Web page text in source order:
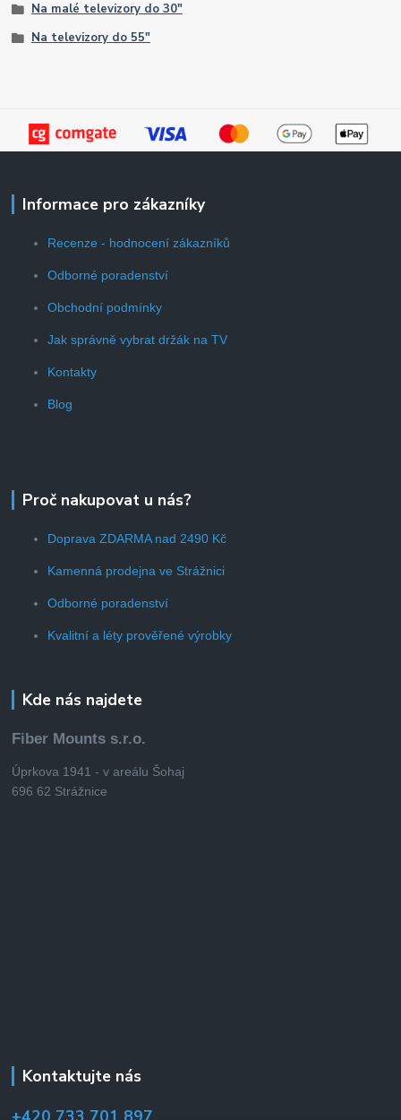
Na malé televizory do 30"
Na televizory do 55"
Informace pro zákazníky
Recenze - hodnocení zákazníků
Odborné poradenství
Obchodní podmínky
Jak správně vybrat držák na TV
Kontakty
Blog
Proč nakupovat u nás?
Doprava ZDARMA nad 2490 Kč
Kamenná prodejna ve Strážnici
Odborné poradenství
Kvalitní a léty prověřené výrobky
Kde nás najdete
Fiber Mounts s.r.o.
Úprkova 1941 - v areálu Šohaj
696 62 Strážnice
Kontaktujte nás